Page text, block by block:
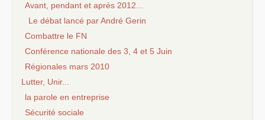
Avant, pendant et après 2012...
Le débat lancé par André Gerin
Combattre le FN
Conférence nationale des 3, 4 et 5 Juin
Régionales mars 2010
Lutter, Unir...
la parole en entreprise
Sécurité sociale